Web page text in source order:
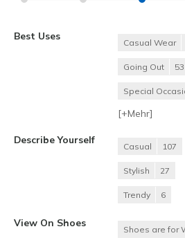
Best Uses
Casual Wear
Going Out 53
Special
[+Mehr]
Describe Yourself
Casual 107
Stylish 27
Trendy 6
View On Shoes
Shoes are for